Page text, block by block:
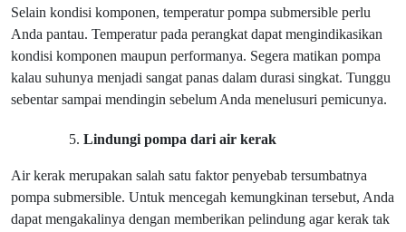
Selain kondisi komponen, temperatur pompa submersible perlu
Anda pantau. Temperatur pada perangkat dapat mengindikasikan
kondisi komponen maupun performanya. Segera matikan pompa
kalau suhunya menjadi sangat panas dalam durasi singkat. Tunggu
sebentar sampai mendingin sebelum Anda menelusuri pemicunya.
Lindungi pompa dari air kerak
Air kerak merupakan salah satu faktor penyebab tersumbatnya
pompa submersible. Untuk mencegah kemungkinan tersebut, Anda
dapat mengakalinya dengan memberikan pelindung agar kerak tak